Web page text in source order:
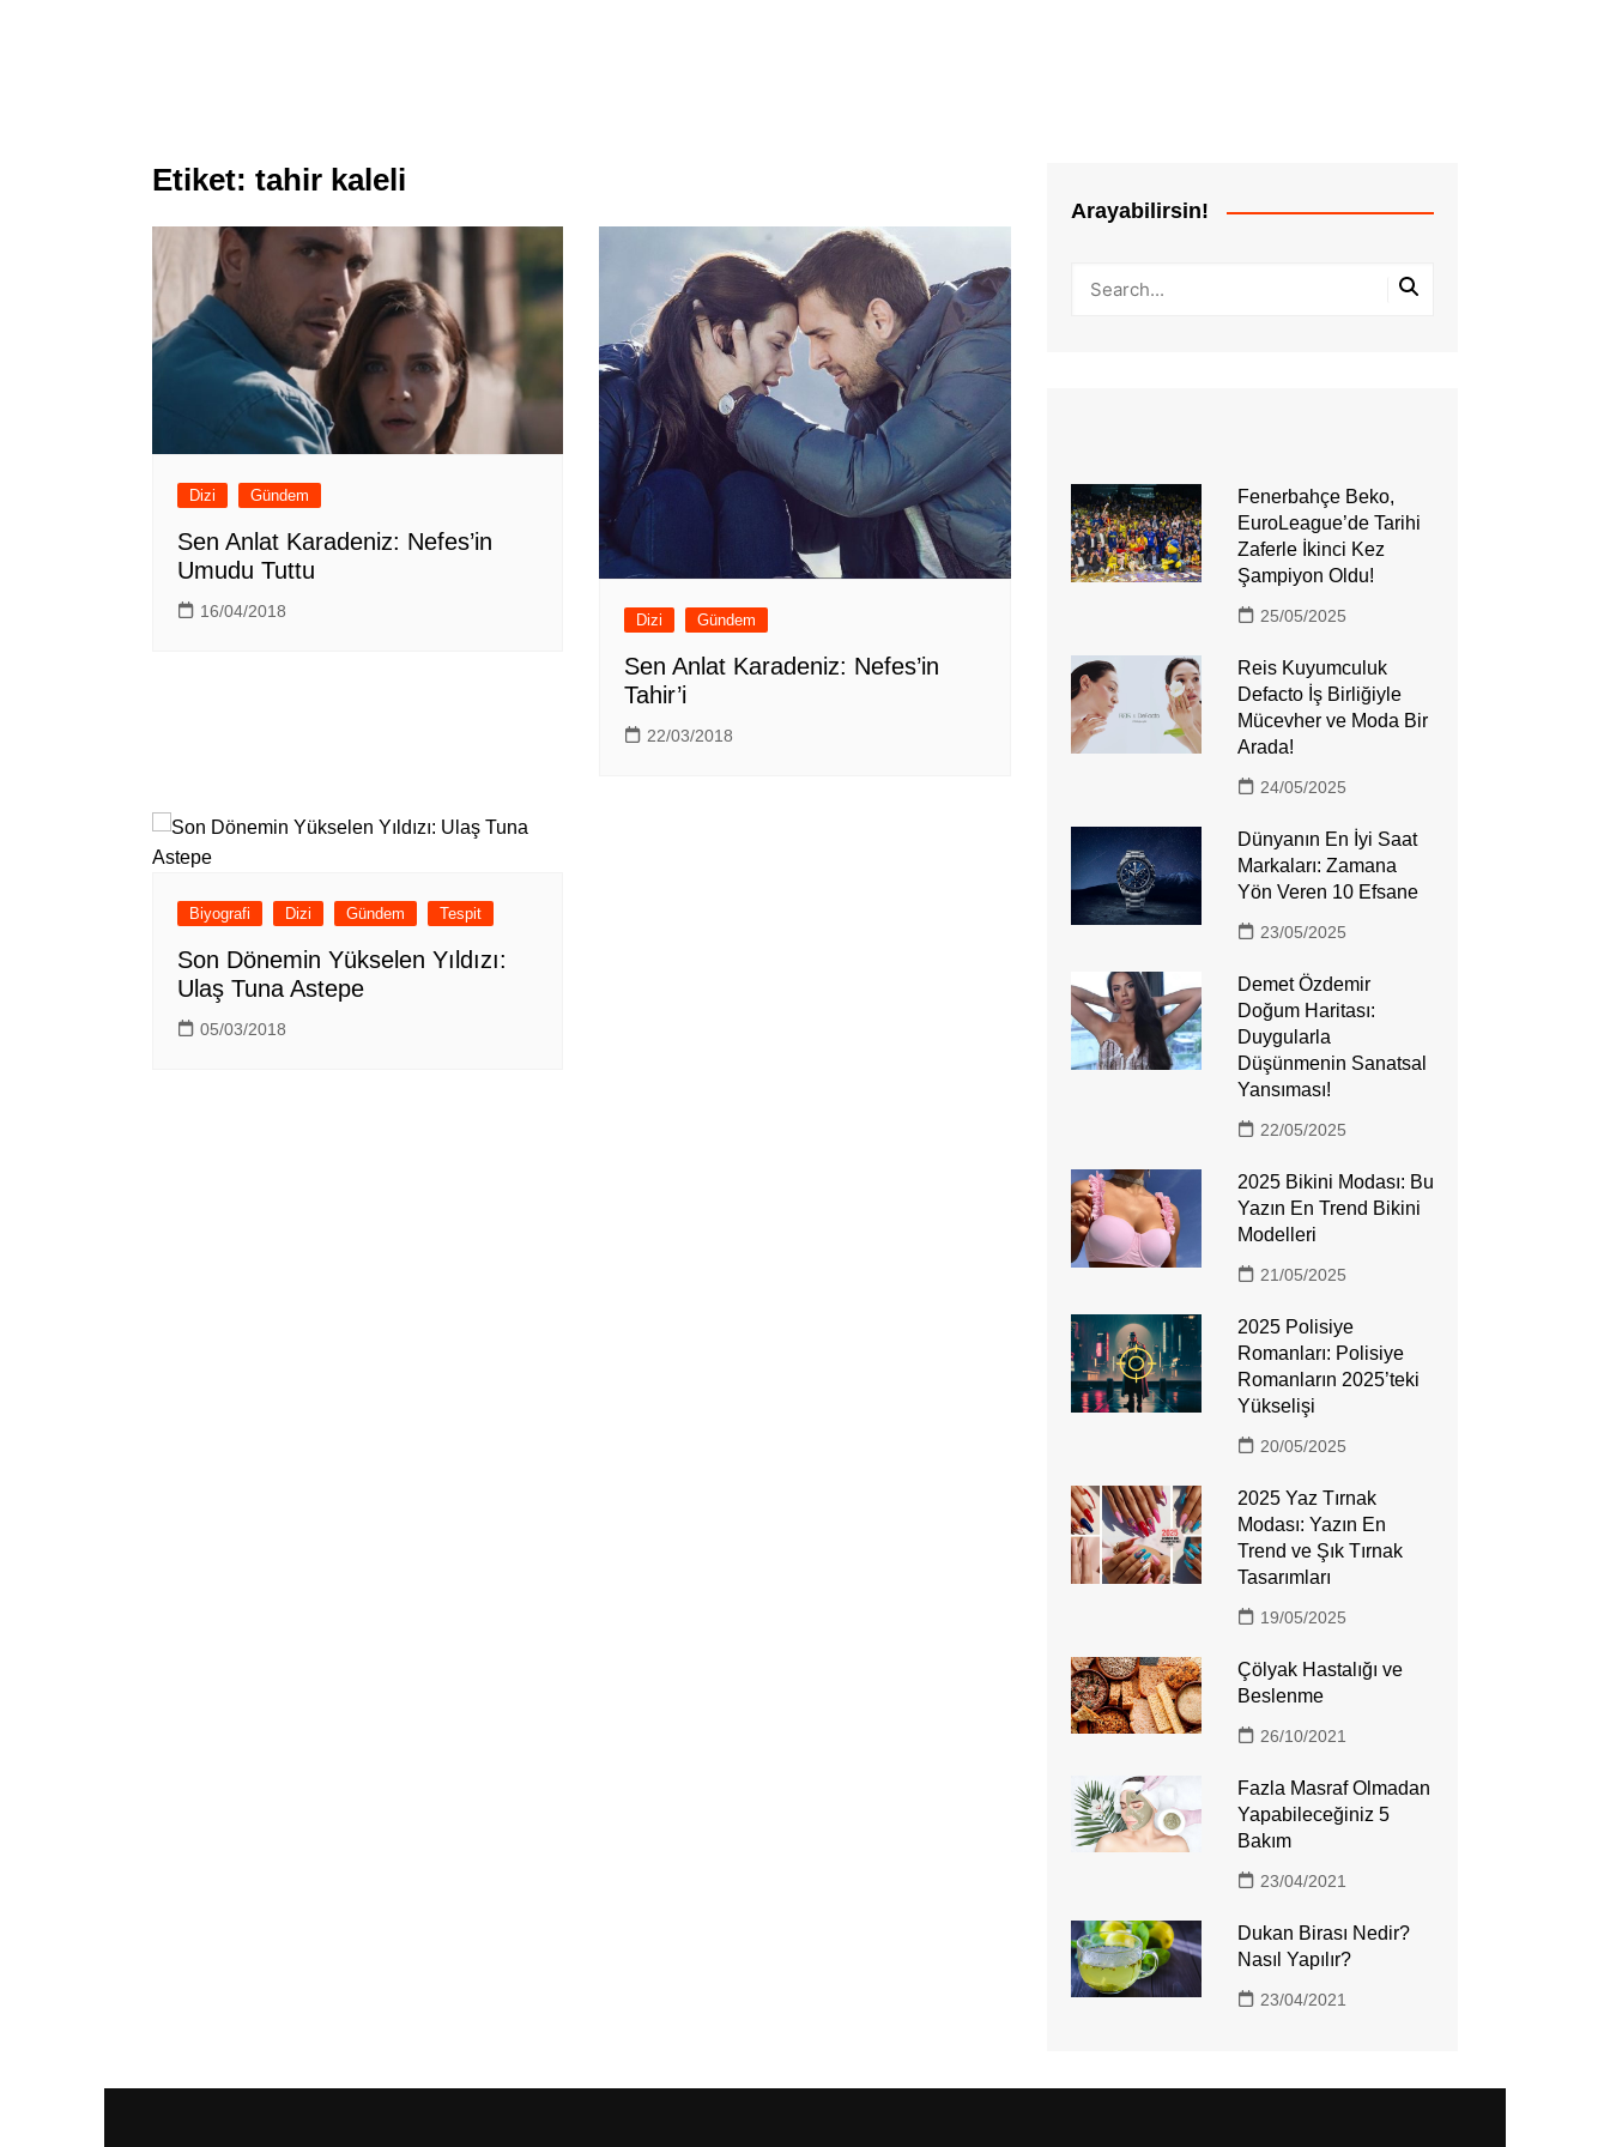
Etiket: tahir kaleli
Dizi Gündem
Sen Anlat Karadeniz: Nefes’in
Umudu Tuttu
16/04/2018 Dizi Gündem
Sen Anlat Karadeniz: Nefes’in
Tahir’i
22/03/2018
Biyografi Dizi Gündem Tespit
Son Dönemin Yükselen Yıldızı:
Ulaş Tuna Astepe
05/03/2018
Arayabilirsin!
Fenerbahçe Beko,
EuroLeague’de Tarihi
Zaferle İkinci Kez
Şampiyon Oldu!
25/05/2025
Reis Kuyumculuk
Defacto İş Birliğiyle
Mücevher ve Moda Bir
Arada!
24/05/2025
Dünyanın En İyi Saat
Markaları: Zamana
Yön Veren 10 Efsane
23/05/2025
Demet Özdemir
Doğum Haritası:
Duygularla
Düşünmenin Sanatsal
Yansıması!
22/05/2025
2025 Bikini Modası: Bu
Yazın En Trend Bikini
Modelleri
21/05/2025
2025 Polisiye
Romanları: Polisiye
Romanların 2025’teki
Yükselişi
20/05/2025
2025 Yaz Tırnak
Modası: Yazın En
Trend ve Şık Tırnak
Tasarımları
19/05/2025
Çölyak Hastalığı ve
Beslenme
26/10/2021
Fazla Masraf Olmadan
Yapabileceğiniz 5
Bakım
23/04/2021
Dukan Birası Nedir?
Nasıl Yapılır?
23/04/2021